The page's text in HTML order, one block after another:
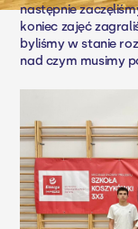
następnie
koniec zajęć
byliśmy w stanie
nad czym musimy